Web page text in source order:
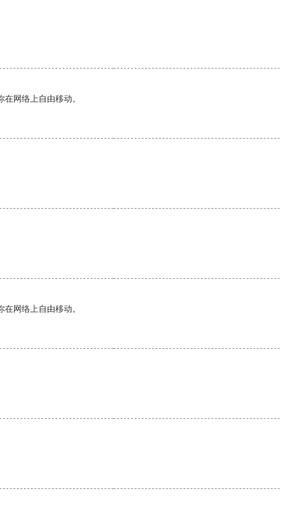
网络上自由移动。
网络上自由移动。